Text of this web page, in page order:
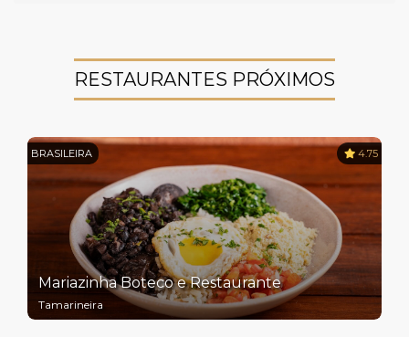
RESTAURANTES PRÓXIMOS
BRASILEIRA 4.75
Mariazinha Boteco e Restaurante
Tamarineira